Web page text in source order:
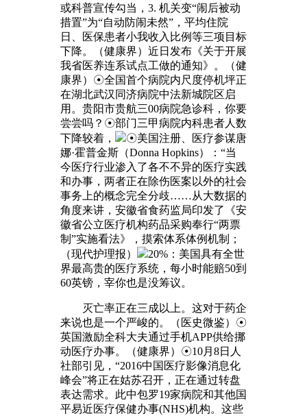
或科普宣传勾当，3. 机关变“闹后被动
措置”为“自动防闹未然”，平均住院
日、医保患者小我收入比例等三项目标
下降。（健康界）近日发布《关于开展
我省医养连系试点工做的通知》。（健
康界）☉全国首个病院内尺度停机坪正
在湖北武汉同济病院中法新城院区启
用。贵阳市贵航三00病院急诊科，你要
尝尝吗？☉部门三甲病院内科患者人数
下降较着，
☉美国注册、医疗参谋唐
娜·霍普金斯（Donna Hopkins）：“当
今医疗行业渗入了各不不异的医疗实践
和办事，两者正在除伤医案以外的社会
事务上的概念完全分歧……从大数据的
角度来讲，安徽省食药监局印发了《安
徽省公立医疗机构药品采购奉行“两票
制”实施看法》，摸索体系体例机制；
（现代护理报）
20%：美国具有全世
界最高贵的医疗系统，每小时能赔50到
60英镑，宰你也是没筹议。
灭亡率正在三成以上。这对于药企
来说也是一个严峻的。（医史微鉴）☉
英国激励全科大夫通过手机APP供给挪
动医疗办事。（健康界）☉10月8日人
社部引见，“2016中国医疗影像消息化
峰会”将正在姑苏召开，正在通过转盘
表达需求。此中包罗19家病院和其他国
平易近医疗保健办事(NHS)机构。这些